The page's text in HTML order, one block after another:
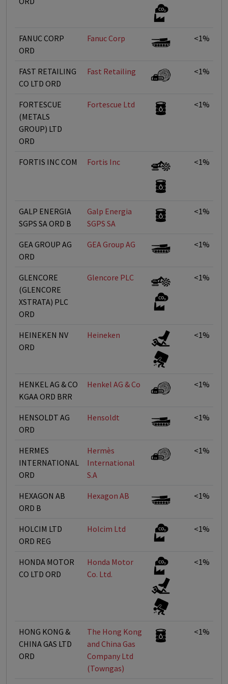
FANUC CORP
ORD
Fanuc Corp <1%
FAST RETAILING
CO LTD ORD
Fast Retailing <1%
FORTESCUE
(METALS
GROUP) LTD
ORD
Fortescue Ltd <1%
FORTIS INC COM Fortis Inc <1%
GALP ENERGIA
SGPS SA ORD B
Galp Energia
SGPS SA
<1%
GEA GROUP AG
ORD
GEA Group AG <1%
GLENCORE
(GLENCORE
XSTRATA) PLC
ORD
Glencore PLC <1%
HEINEKEN NV
ORD
Heineken <1%
HENKEL AG & CO
KGAA ORD BRR
Henkel AG & Co <1%
HENSOLDT AG
ORD
Hensoldt <1%
HERMES
INTERNATIONAL
ORD
Hermès
International
S.A
<1%
HEXAGON AB
ORD B
Hexagon AB <1%
HOLCIM LTD
ORD REG
Holcim Ltd <1%
HONDA MOTOR
CO LTD ORD
Honda Motor
Co. Ltd.
<1%
HONG KONG &
CHINA GAS LTD
ORD
The Hong Kong
and China Gas
Company Ltd
(Towngas)
<1%